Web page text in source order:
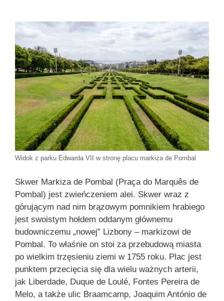
Widok z parku Edwarda VII w stronę placu markiza de Pombal
Skwer Markiza de Pombal (Praça do Marquês de
Pombal) jest zwieńczeniem alei. Skwer wraz z
górującym nad nim brązowym pomnikiem hrabiego
jest swoistym hołdem oddanym głównemu
budowniczemu „nowej” Lizbony – markizowi de
Pombal. To właśnie on stoi za przebudową miasta
po wielkim trzęsieniu ziemi w 1755 roku. Plac jest
punktem przecięcia się dla wielu ważnych arterii,
jak Liberdade, Duque de Loulé, Fontes Pereira de
Melo, a także ulic Braamcamp, Joaquim António de